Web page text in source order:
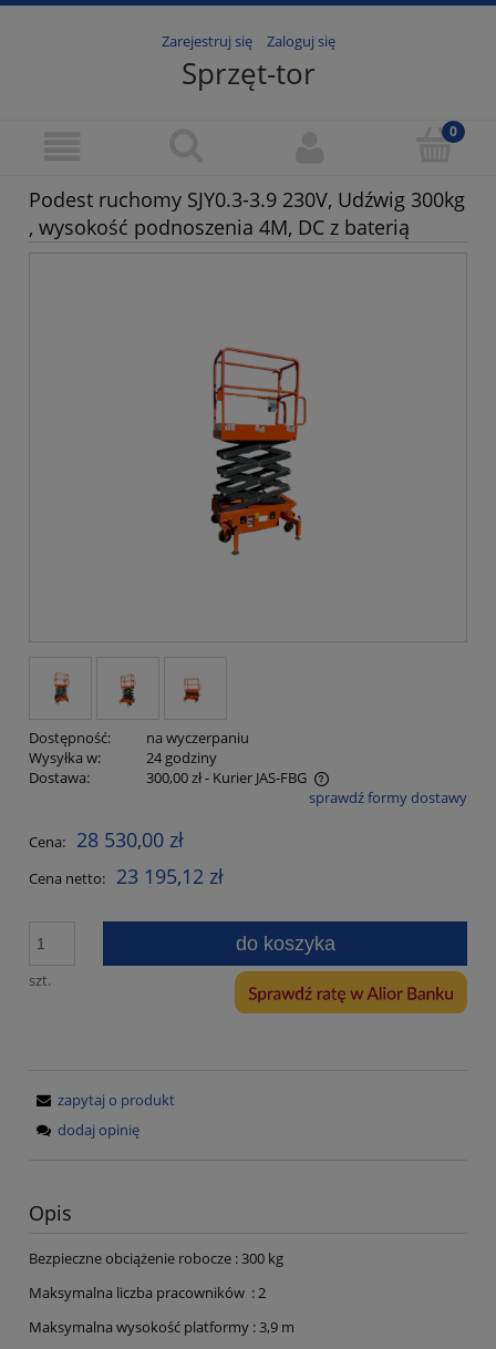
Zarejestruj się Zaloguj się
Sprzęt-tor
Podest ruchomy SJY0.3-3.9 230V, Udźwig 300kg
, wysokość podnoszenia 4M, DC z baterią
Dostępność:
na wyczerpaniu
Wysyłka w:
24 godziny
Dostawa:
300,00 zł- Kurier JAS-FBG
Cena nie zawiera ewentualnych kosztów płatnościsprawdź formy dostawy
Cena: 28 530,00 zł
Cena netto: 23 195,12 zł
szt.
do koszyka
zapytaj o produkt
dodaj opinię
Opis
Bezpieczne obciążenie robocze : 300 kg
Maksymalna liczba pracowników : 2
Maksymalna wysokość platformy : 3,9 m